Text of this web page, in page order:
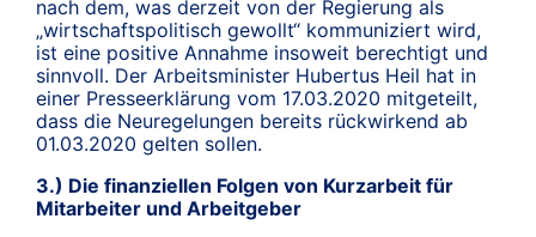
nach dem, was derzeit von der Regierung als
„wirtschaftspolitisch gewollt“ kommuniziert wird,
ist eine positive Annahme insoweit berechtigt und
sinnvoll. Der Arbeitsminister Hubertus Heil hat in
einer Presseerklärung vom 17.03.2020 mitgeteilt,
dass die Neuregelungen bereits rückwirkend ab
01.03.2020 gelten sollen.
3.) Die finanziellen Folgen von Kurzarbeit für
Mitarbeiter und Arbeitgeber